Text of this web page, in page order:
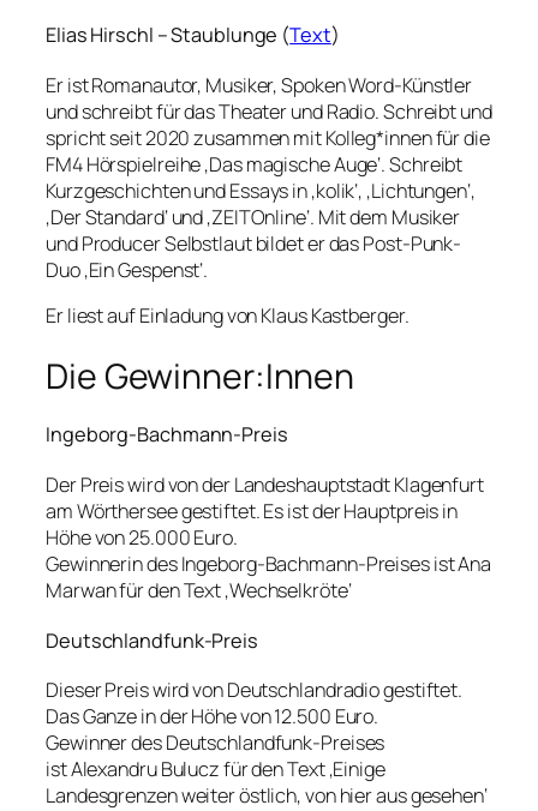
Elias Hirschl – Staublunge (Text)
Er ist Romanautor, Musiker, Spoken Word-Künstler
und schreibt für das Theater und Radio. Schreibt und
spricht seit 2020 zusammen mit Kolleg*innen für die
FM4 Hörspielreihe ‚Das magische Auge‘. Schreibt
Kurzgeschichten und Essays in ‚kolik‘, ‚Lichtungen‘,
‚Der Standard‘ und ‚ZEITOnline‘. Mit dem Musiker
und Producer Selbstlaut bildet er das Post-Punk-
Duo ‚Ein Gespenst‘.
Er liest auf Einladung von Klaus Kastberger.
Die Gewinner:Innen
Ingeborg-Bachmann-Preis
Der Preis wird von der Landeshauptstadt Klagenfurt
am Wörthersee gestiftet. Es ist der Hauptpreis in
Höhe von 25.000 Euro.
Gewinnerin des Ingeborg-Bachmann-Preises ist Ana
Marwan für den Text ‚Wechselkröte‘
Deutschlandfunk-Preis
Dieser Preis wird von Deutschlandradio gestiftet.
Das Ganze in der Höhe von 12.500 Euro.
Gewinner des Deutschlandfunk-Preises
ist Alexandru Bulucz für den Text ‚Einige
Landesgrenzen weiter östlich, von hier aus gesehen‘